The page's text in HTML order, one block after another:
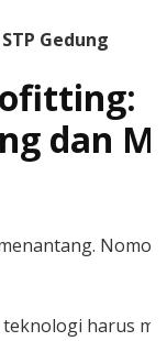
Gedung
dan
Nomor
teknologi harus